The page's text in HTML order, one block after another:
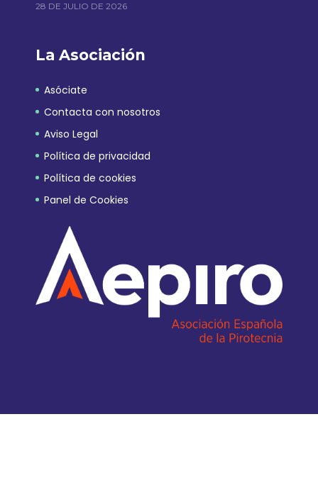
28 DE JULIO DE 2026
La Asociación
Asóciate
Contacta con nosotros
Aviso Legal
Política de privacidad
Política de cookies
Panel de Cookies